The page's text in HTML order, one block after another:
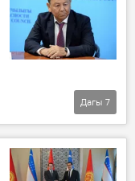
Дагы 7